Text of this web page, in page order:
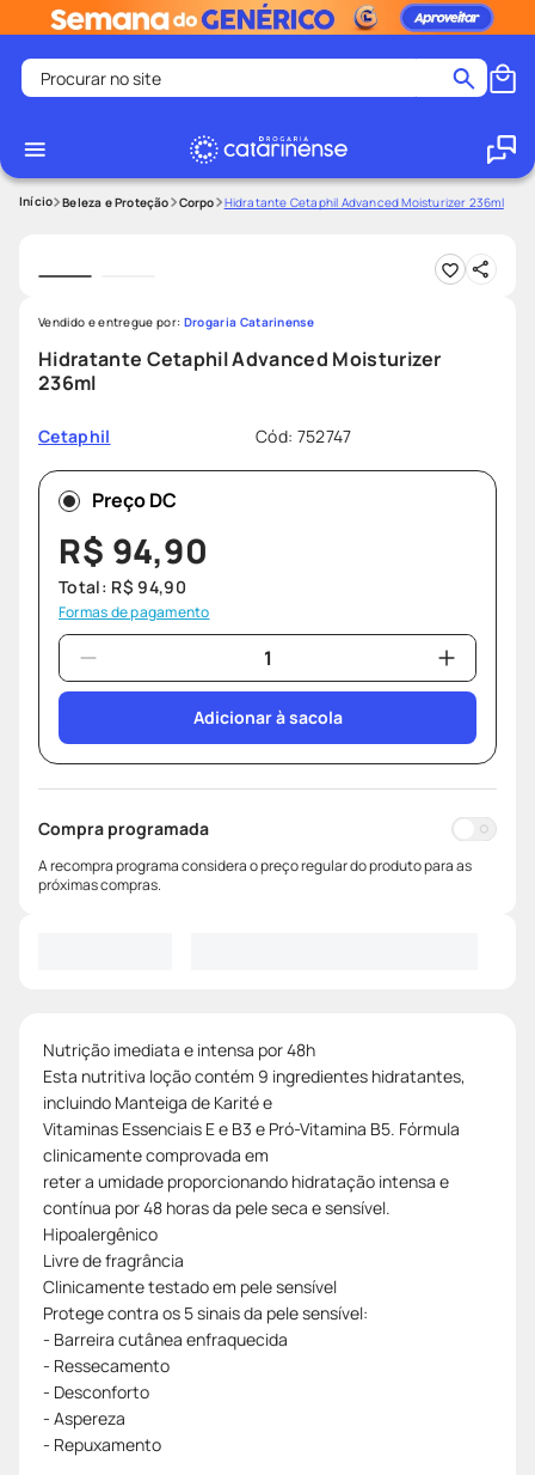
Procurar no site
1
2º
medley
4º
protetor solar facial
5º
shampoo
6º
tadalafila
7º
lenço umedecido
8º
sabonete liquido
9º
desodorante
º protetor solar
Beleza e Proteção Corpo Hidratante Cetaphil Advanced Moisturizer 236ml
Hidratante Cetaphil Advanced Moisturizer
236ml
Cetaphil Cód: 752747
Vendido e entregue por: Drogaria Catarinense
Preço DC
R$ 94,90
Total: R$ 94,90
Formas de pagamento
Adicionar à sacola
Compra programada
A recompra programa considera o preço regular do produto para as
próximas compras.
Nutrição imediata e intensa por 48h
Esta nutritiva loção contém 9 ingredientes hidratantes,
incluindo Manteiga de Karité e
Vitaminas Essenciais E e B3 e Pró-Vitamina B5. Fórmula
clinicamente comprovada em
reter a umidade proporcionando hidratação intensa e
contínua por 48 horas da pele seca e sensível.
Hipoalergênico
Livre de fragrância
Clinicamente testado em pele sensível
Protege contra os 5 sinais da pele sensível:
- Barreira cutânea enfraquecida
- Ressecamento
- Desconforto
- Aspereza
- Repuxamento